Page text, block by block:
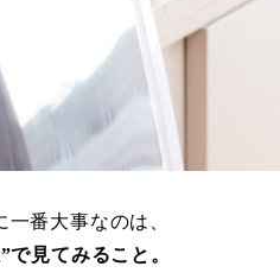
一番大事なのは、
で見てみること。